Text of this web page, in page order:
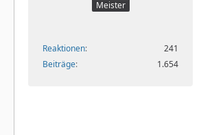
Meister
Reaktionen
241
Beiträge
1.654